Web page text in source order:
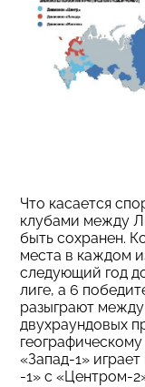
Что касается
клубами между
быть сохранен.
места в каждом
следующий год
лиге, а 6
разыграют
двухраундовых
«Запад-1»
-1» с «Центром-